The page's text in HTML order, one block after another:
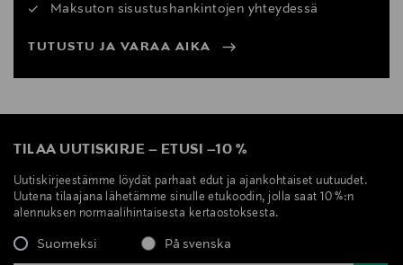
Maksuton sisustushankintojen yhteydessä
TUTUSTU JA VARAA AIKA
TILAA UUTISKIRJE – ETUSI –10 %
Uutiskirjeestämme löydät parhaat edut ja ajankohtaiset uutuudet.
Uutena tilaajana lähetämme sinulle etukoodin, jolla saat 10 %:n
alennuksen normaalihintaisesta kertaostoksesta.
Suomeksi På svenska